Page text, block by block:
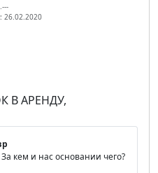
26.02.2020
В АРЕНДУ,
кем и нас основании чего?